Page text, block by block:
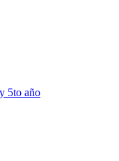
5to año